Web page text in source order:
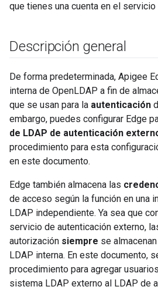
que tienes una cuenta en el
Descripción general
De forma predeterminada, Apigee
interna de OpenLDAP a fin de
que se usan para la autenticación
embargo, puedes configurar Edge
de LDAP de autenticación
procedimiento para esta
en este documento.
Edge también almacena las
de acceso según la función en una
LDAP independiente. Ya sea que
servicio de autenticación externo,
autorización siempre se
LDAP interna. En este documento,
procedimiento para agregar
sistema LDAP externo al LDAP de